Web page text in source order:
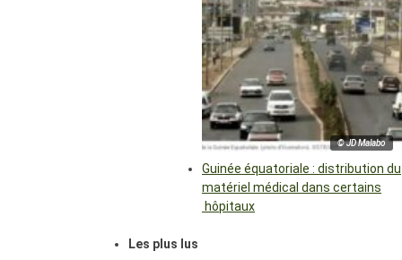
© JD Malabo
Guinée équatoriale : distribution du
matériel médical dans certains
hôpitaux
Les plus lus